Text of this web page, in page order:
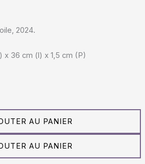
2024.
x 36 cm (l) x 1,5 cm (P)
AU PANIER
AU PANIER